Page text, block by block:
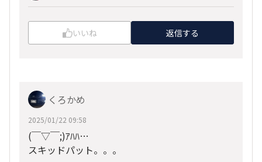
いいね 返信する
くろかめ
2025/01/22 09:58
(￣▽￣;)ｱﾊﾊ…
スキッドパット。。。